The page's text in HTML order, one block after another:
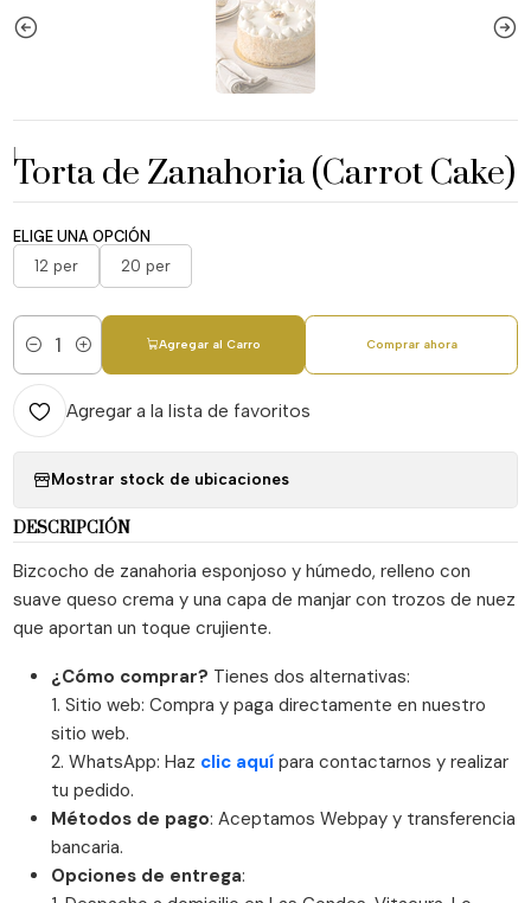
|Torta de Zanahoria (Carrot Cake)
ELIGE UNA OPCIÓN
12 per 20 per
Cantidad
Agregar al Carro Comprar ahora
Agregar a la lista de favoritos
Mostrar stock de ubicaciones
DESCRIPCIÓN
Bizcocho de zanahoria esponjoso y húmedo, relleno con
suave queso crema y una capa de manjar con trozos de nuez
que aportan un toque crujiente.
¿Cómo comprar? Tienes dos alternativas:
1. Sitio web: Compra y paga directamente en nuestro
sitio web.
2. WhatsApp: Haz clic aquí para contactarnos y realizar
tu pedido.
Métodos de pago: Aceptamos Webpay y transferencia
bancaria.
Opciones de entrega: